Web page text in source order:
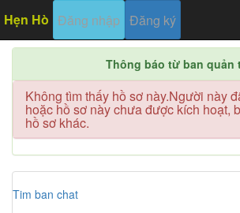
Hẹn Hò Đăng nhập Đăng ký
Thông báo từ ban quản
Không tìm thấy hồ sơ này.Người này
hoặc hồ sơ này chưa được kích hoạt,
hồ sơ khác.
Tim ban chat